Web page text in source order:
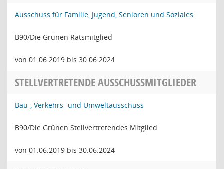
Ausschuss für Familie, Jugend, Senioren und Soziales
B90/Die Grünen Ratsmitglied
von 01.06.2019 bis 30.06.2024
STELLVERTRETENDE AUSSCHUSSMITGLIEDER
Bau-, Verkehrs- und Umweltausschuss
B90/Die Grünen Stellvertretendes Mitglied
von 01.06.2019 bis 30.06.2024